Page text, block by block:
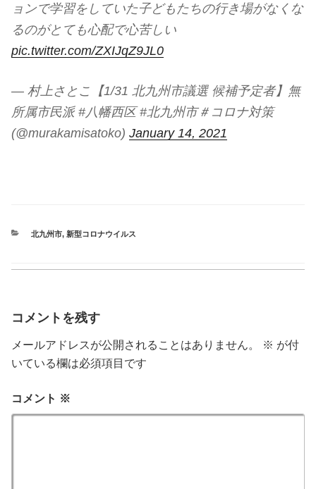
ョンで学習をしていた子どもたちの行き場がなくな
るのがとても心配で心苦しい
pic.twitter.com/ZXIJqZ9JL0
— 村上さとこ【1/31 北九州市議選 候補予定者】無
所属市民派 #八幡西区 #北九州市＃コロナ対策
(@murakamisatoko) January 14, 2021
CATEGORIES
北九州市, 新型コロナウイルス
コメントを残す
メールアドレスが公開されることはありません。 ※ が付
いている欄は必須項目です
コメント ※